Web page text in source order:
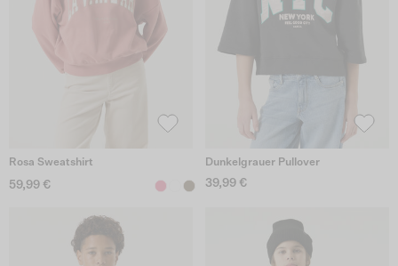
Rosa Sweatshirt
59,99 €
Dunkelgrauer Pullover
39,99 €